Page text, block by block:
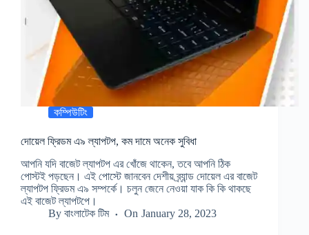
কম্পিউটিং
দোয়েল ফ্রিডম এ৯ ল্যাপটপ, কম দামে অনেক সুবিধা
আপনি যদি বাজেট ল্যাপটপ এর খোঁজে থাকেন, তবে আপনি ঠিক
পোস্টই পড়ছেন। এই পোস্টে জানবেন দেশীয় ব্র্যান্ড দোয়েল এর বাজেট
ল্যাপটপ ফ্রিডম এ৯ সম্পর্কে। চলুন জেনে নেওয়া যাক কি কি থাকছে
এই বাজেট ল্যাপটপে।
By বাংলাটেক টিম On January 28, 2023